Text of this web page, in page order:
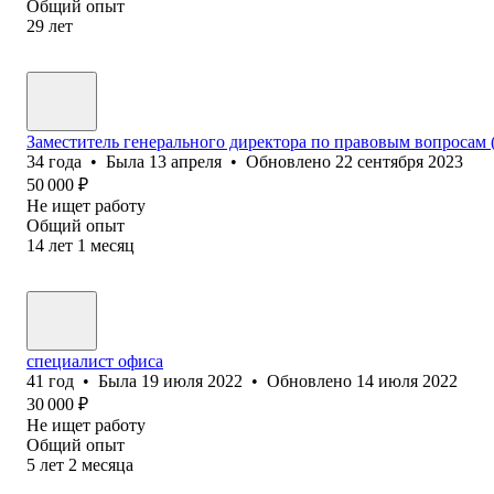
Общий опыт
29 лет
Заместитель генерального директора по правовым вопросам
34 года • Была 13 апреля • Обновлено 22 сентября 2023
50 000 ₽
Не ищет работу
Общий опыт
14 лет 1 месяц
специалист офиса
41 год • Была 19 июля 2022 • Обновлено 14 июля 2022
30 000 ₽
Не ищет работу
Общий опыт
5 лет 2 месяца